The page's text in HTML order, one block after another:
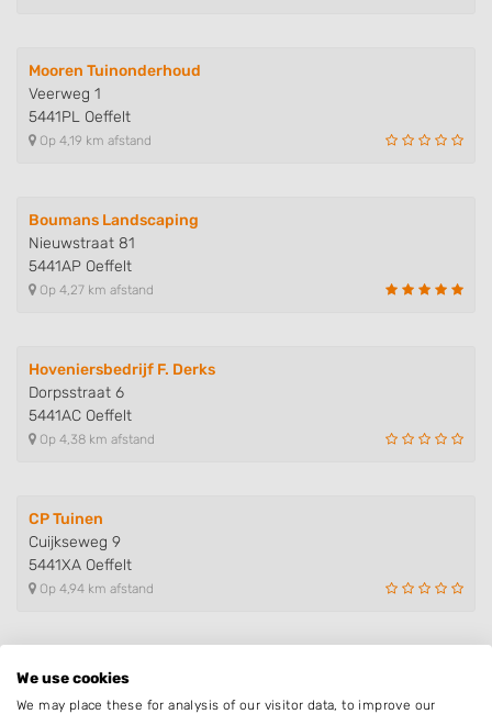
Mooren Tuinonderhoud
Veerweg 1
5441PL Oeffelt
Op 4,19 km afstand
Boumans Landscaping
Nieuwstraat 81
5441AP Oeffelt
Op 4,27 km afstand
Hoveniersbedrijf F. Derks
Dorpsstraat 6
5441AC Oeffelt
Op 4,38 km afstand
CP Tuinen
Cuijkseweg 9
5441XA Oeffelt
Op 4,94 km afstand
Bindels Hoveniersbedrijf B.V.
We use cookies
We may place these for analysis of our visitor data, to improve our